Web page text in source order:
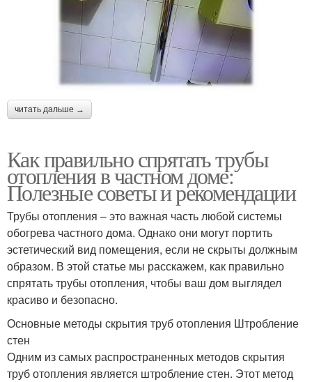
читать дальше →
Как правильно спрятать трубы
отопления в частном доме:
Полезные советы и рекомендации
Трубы отопления – это важная часть любой системы
обогрева частного дома. Однако они могут портить
эстетический вид помещения, если не скрыты должным
образом. В этой статье мы расскажем, как правильно
спрятать трубы отопления, чтобы ваш дом выглядел
красиво и безопасно.
Основные методы скрытия труб отопления Штробление
стен
Одним из самых распространенных методов скрытия
труб отопления является штробление стен. Этот метод